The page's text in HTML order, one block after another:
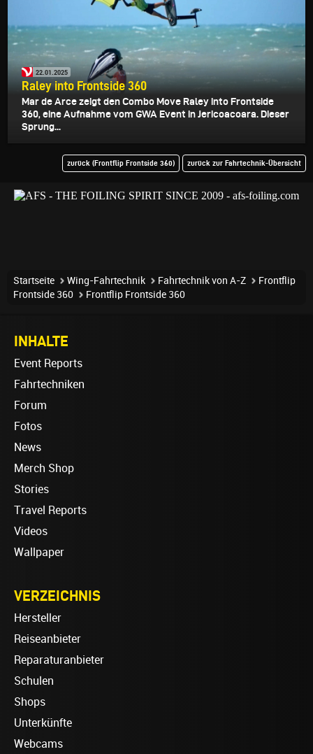
22.01.2025
Raley into Frontside 360
Mar de Arce zeigt den Combo Move Raley into Frontside
360, eine Aufnahme vom GWA Event in Jericoacoara. Dieser
Sprung...
zurück (Frontflip Frontside 360) zurück zur Fahrtechnik-Übersicht
Startseite Wing-Fahrtechnik Fahrtechnik von A-Z
Frontflip
Frontside 360
Frontflip Frontside 360
INHALTE
Event Reports
Fahrtechniken
Forum
Fotos
News
Merch Shop
Stories
Travel Reports
Videos
Wallpaper
VERZEICHNIS
Hersteller
Reiseanbieter
Reparaturanbieter
Schulen
Shops
Unterkünfte
Webcams